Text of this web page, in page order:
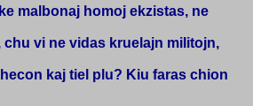
malbonaj homoj ekzistas, ne
chu vi ne vidas kruelajn militojn,
kaj tiel plu? Kiu faras chion